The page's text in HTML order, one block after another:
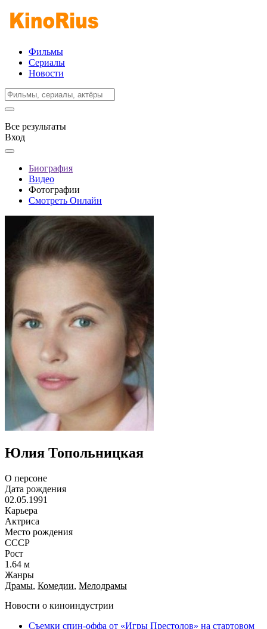
Фильмы
Сериалы
Новости
Все результаты
Вход
Биография
Видео
Фотографии
Смотреть Онлайн
Юлия Топольницкая
О персоне
Дата рождения
02.05.1991
Карьера
Актриса
Место рождения
СССР
Рост
1.64 м
Жанры
Драмы, Комедии, Мелодрамы
Новости о киноиндустрии
Съемки спин-оффа от «Игры Престолов» на стартовом